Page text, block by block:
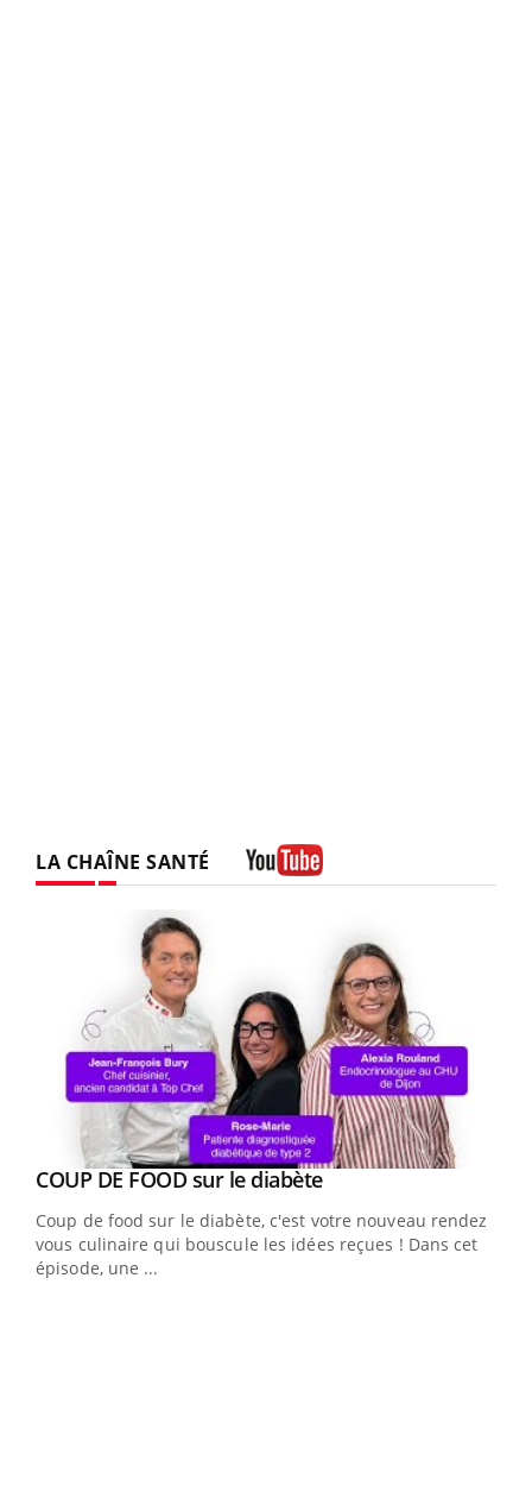
LA CHAÎNE SANTÉ
Youtube
COUP DE FOOD sur le diabèteYoutube
Coup de food sur le diabète, c'est votre nouveau rendez-
vous culinaire qui bouscule les idées reçues ! Dans cet
épisode, une ...